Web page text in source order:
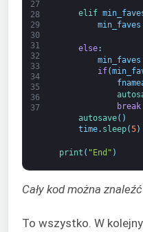
27
28
29
30
31
32
33
34
35
36
37
elif
min_faves
else:
min_faves
if(
break
autosave( )
time. sleep(5)
print ( "End" )
Cały kod można
To wszystko. W